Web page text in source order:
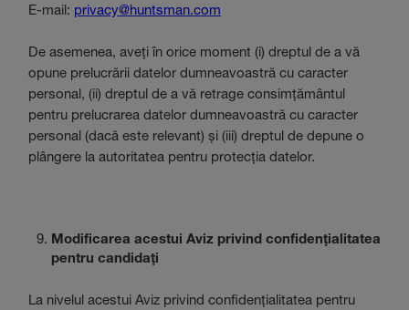
E-mail: privacy@huntsman.com
De asemenea, aveți în orice moment (i) dreptul de a vă
opune prelucrării datelor dumneavoastră cu caracter
personal, (ii) dreptul de a vă retrage consimțământul
pentru prelucrarea datelor dumneavoastră cu caracter
personal (dacă este relevant) și (iii) dreptul de depune o
plângere la autoritatea pentru protecția datelor.
Modificarea acestui Aviz privind confidențialitatea
pentru candidați
La nivelul acestui Aviz privind confidențialitatea pentru